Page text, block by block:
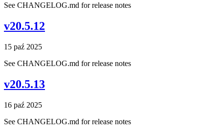
See CHANGELOG.md for release notes
v20.5.12
15 paź 2025
See CHANGELOG.md for release notes
v20.5.13
16 paź 2025
See CHANGELOG.md for release notes